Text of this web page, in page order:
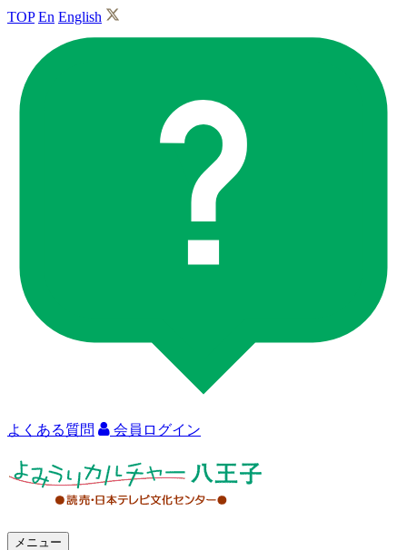
TOP En English
よくある質問 会員ログイン
メニュー